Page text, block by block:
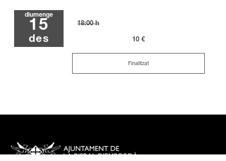
diumenge
15
des
18:00 h
10 €
Finalitzat